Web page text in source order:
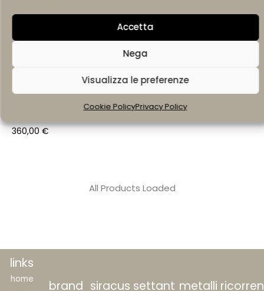
Accetta
Nega
Visualizza le preferenze
Cookie PolicyPrivacy Policy
360,00€
All Products Loaded
links
home
brand siracus settant metalli ricorren